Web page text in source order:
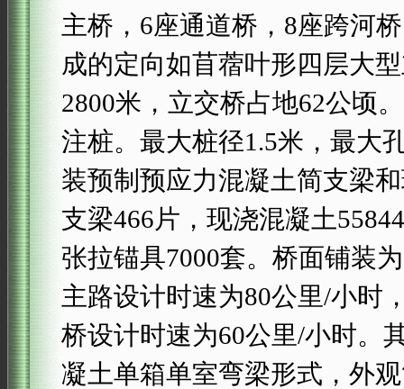
主桥，6座通道桥，8座跨河
成的定向如苜蓿叶形四层大
2800米，立交桥占地62公顷
注桩。最大桩径1.5米，最大
装预制预应力混凝土简支梁
支梁466片，现浇混凝土
张拉锚具7000套。桥面铺装
主路设计时速为80公里/小时
桥设计时速为60公里/小时。
凝土单箱单室弯梁形式，外